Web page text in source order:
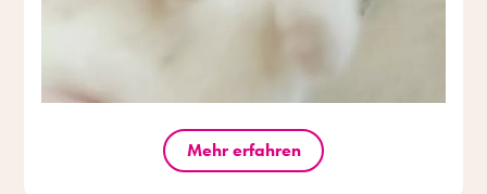
Mehr erfahren